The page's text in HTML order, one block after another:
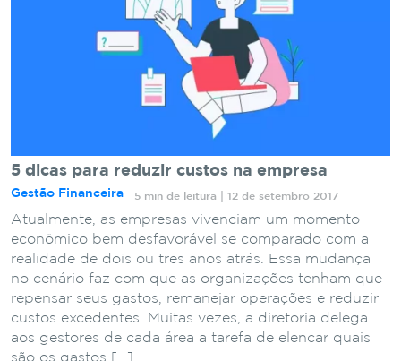
5 dicas para reduzir custos na empresa
Gestão Financeira 5 min de leitura | 12 de setembro 2017
Atualmente, as empresas vivenciam um momento
econômico bem desfavorável se comparado com a
realidade de dois ou três anos atrás. Essa mudança
no cenário faz com que as organizações tenham que
repensar seus gastos, remanejar operações e reduzir
custos excedentes. Muitas vezes, a diretoria delega
aos gestores de cada área a tarefa de elencar quais
são os gastos […]